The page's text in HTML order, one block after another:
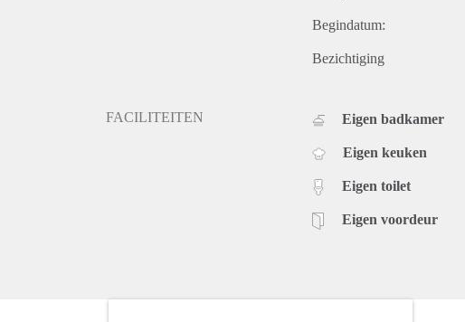
Begindatum:
Bezichtiging
FACILITEITEN Eigen badkamer
Eigen keuken
Eigen toilet
Eigen voordeur